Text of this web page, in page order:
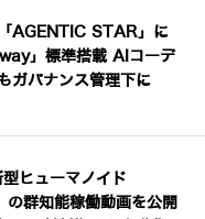
AGENTIC STAR」に
」標準搭載 AIコーデ
ガバナンス管理下に
ヒューマノイド
の群知能稼働動画を公開